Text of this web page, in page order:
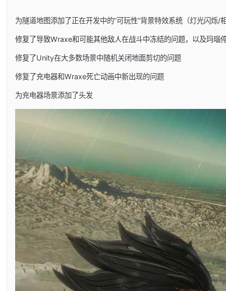
为隧道地图添加了正在开发中的”可玩性”背景特效系统（灯光闪烁/
修复了导致Wraxe和可能其他敌人在战斗中冻结的问题，以及玛瑙
修复了Unity在大多数场景中随机关闭地面剪切的问题
修复了充电器和Wraxe死亡动画中新出现的问题
为充电器场景添加了头发